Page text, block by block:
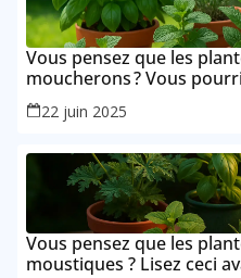
Vous pensez que les
moucherons ? Vous
22 juin 2025
Vous pensez que les
moustiques ? Lisez ceci